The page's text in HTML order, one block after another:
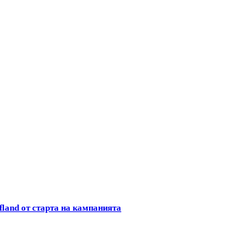
от старта на кампанията